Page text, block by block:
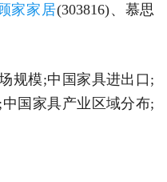
家家居(303816)、慕思
规模;中国家具进出口;
国家具产业区域分布;